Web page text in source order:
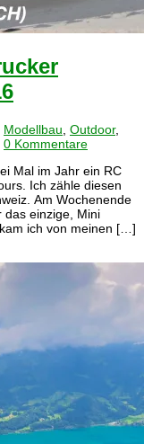
Modellbau Outdoor,
0 Kommentare
Mal im Jahr ein RC
Ich zähle diesen
Am Wochenende
das einzige, Mini
ich von meinen […]